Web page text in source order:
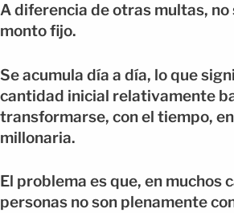
A diferencia de otras multas, no
monto fijo.
Se acumula día a día, lo que
cantidad inicial relativamente
transformarse, con el tiempo,
millonaria.
El problema es que, en muchos
personas no son plenamente